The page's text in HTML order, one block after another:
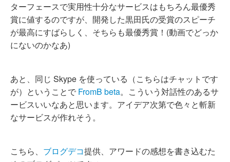
ターフェースで実用性十分なサービスはもちろん最優秀
賞に値するのですが、開発した黒田氏の受賞のスピーチ
が最高にすばらしく、そちらも最優秀賞！(動画でどっか
にないのかなあ)
あと、同じ Skype を使っている（こちらはチャットです
が）ということで FromB beta。こういう対話性のあるサ
ービスいいなあと思います。アイデア次第で色々と斬新
なサービスが作れそう。
こちら、 ブログデコ提供、アワードの感想を書き込むた